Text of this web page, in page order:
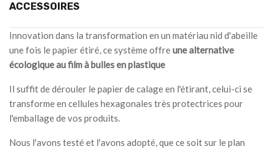
ACCESSOIRES
Innovation dans la transformation en un matériau nid d'abeille
une fois le papier étiré, ce système offreune alternative
écologique au film à bulles en plastique
Il suffit de dérouler le papier de calage en l'étirant, celui-ci se
transforme en cellules hexagonales très protectrices pour
l'emballage de vos produits.
Nous l'avons testé et l'avons adopté, que ce soit sur le plan